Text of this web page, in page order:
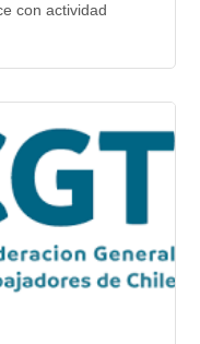
con actividad